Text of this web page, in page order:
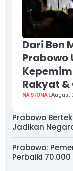
Dari Ben
Prabowo
Rakyat &
NASIONALAugust
Prabowo
Jadikan
Prabowo:
Perbaiki